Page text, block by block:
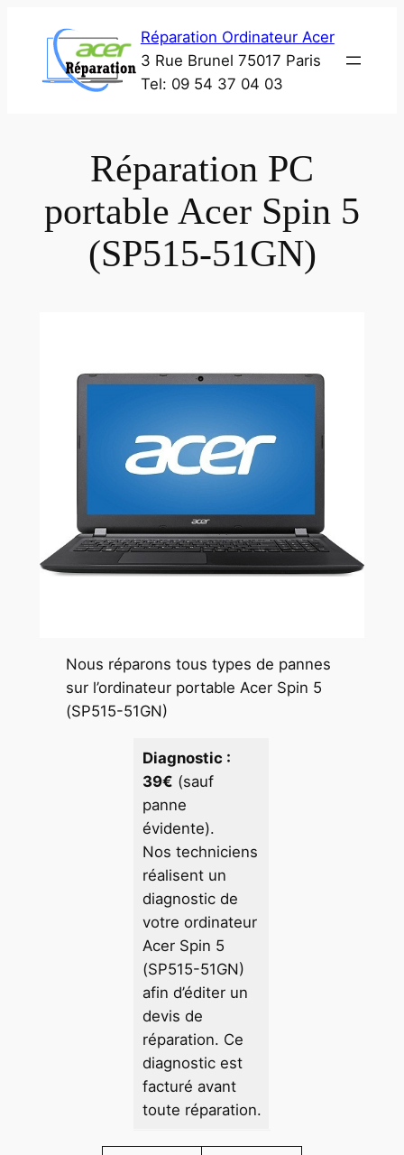
contenu
Réparation Ordinateur Acer
3 Rue Brunel 75017 Paris
Tel: 09 54 37 04 03
Réparation PC
portable Acer Spin 5
(SP515-51GN)
Nous réparons tous types de pannes
sur l’ordinateur portable Acer Spin 5
(SP515-51GN)
Diagnostic :
39€ (sauf
panne
évidente).
Nos techniciens
réalisent un
diagnostic de
votre ordinateur
Acer Spin 5
(SP515-51GN)
afin d’éditer un
devis de
réparation. Ce
diagnostic est
facturé avant
toute réparation.